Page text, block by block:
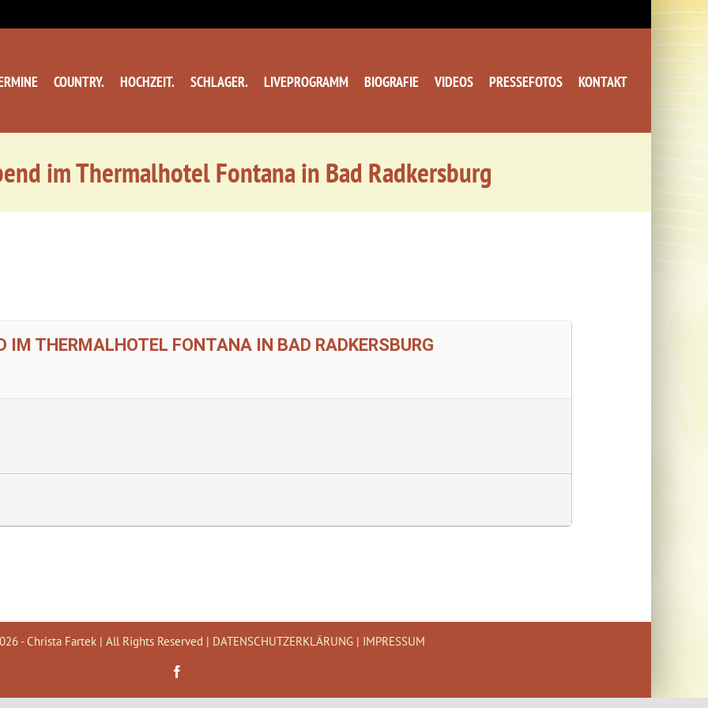
COUNTRY. HOCHZEIT. SCHLAGER. LIVEPROGRAMM BIOGRAFIE VIDEOS PRESSEFOTOS KONTAKT
im Thermalhotel Fontana in Bad Radkersburg
THERMALHOTEL FONTANA IN BAD RADKERSBURG
- Christa Fartek | All Rights Reserved | DATENSCHUTZERKLÄRUNG | IMPRESSUM